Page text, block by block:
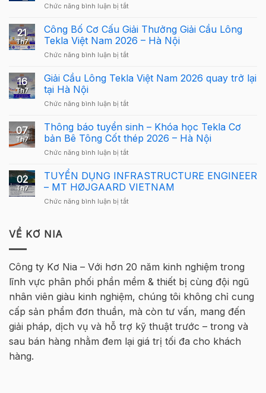
Chức năng bình luận bị tắtở
Tekla
Structures
Carbon
–
dẫn
Tekla
cho
người
21
Th7
Công Bố Cơ Cấu Giải Thưởng Giải Cầu Lông
Tekla Việt Nam 2026 – Hà Nội
Chức năng bình luận bị tắtở
Bố
Giải
Giải
Cầu
Lông
Tekla
Nam
2026
Hà
16
Th7
Giải Cầu Lông Tekla Việt Nam 2026 quay trở lại
tại Hà Nội
Chức năng bình luận bị tắtở
Cầu
Lông
Tekla
Việt
2026
quay
lại
07
Th7
Thông báo tuyển sinh – Khóa học Tekla Cơ
bản Bê Tông Cốt thép 2026 – Hà Nội
Chức năng bình luận bị tắtở
báo
tuyển
sinh
–
Bê
Cốt
thép
2026
–
Hà
Nội
02
Th7
TUYỂN DỤNG INFRASTRUCTURE ENGINEER
– MT HØJGAARD VIETNAM
Chức năng bình luận bị tắtở
MT
HØJGAARD
VIETNAM
VỀ KƠ NIA
Công ty Kơ Nia – Với hơn 20 năm kinh nghiệm trong
lĩnh vực phân phối phần mềm & thiết bị cùng đội ngũ
nhân viên giàu kinh nghiệm, chúng tôi không chỉ cung
cấp sản phẩm đơn thuần, mà còn tư vấn, mang đến
giải pháp, dịch vụ và hỗ trợ kỹ thuật trước – trong và
sau bán hàng nhằm đem lại giá trị tối đa cho khách
hàng.